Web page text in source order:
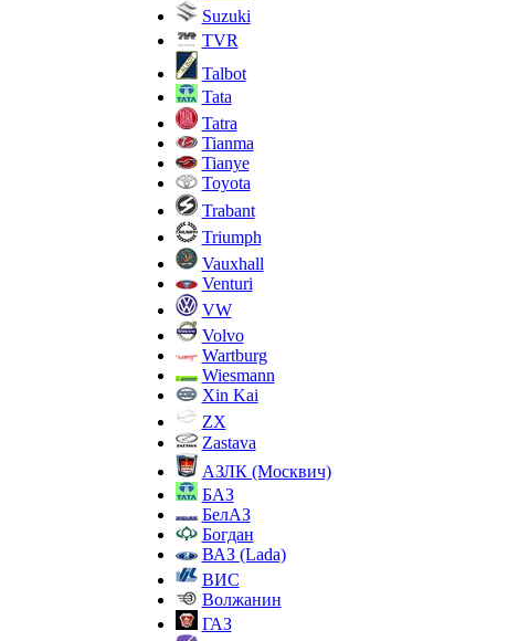
Suzuki
TVR
Talbot
Tata
Tatra
Tianma
Tianye
Toyota
Trabant
Triumph
Vauxhall
Venturi
VW
Volvo
Wartburg
Wiesmann
Xin Kai
ZX
Zastava
АЗЛК (Москвич)
БАЗ
БелАЗ
Богдан
ВАЗ (Lada)
ВИС
Волжанин
ГАЗ